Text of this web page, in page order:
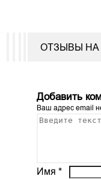
ОТЗЫВЫ НА
Добавить
Ваш адрес email
Имя*